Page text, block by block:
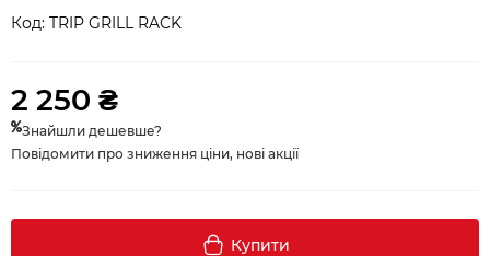
Код: TRIP GRILL RACK
2 250 ₴
Знайшли дешевше?
Повідомити про зниження ціни, нові акції
Купити